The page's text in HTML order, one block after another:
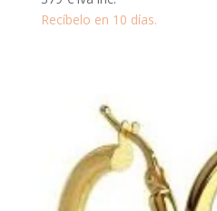
Recíbelo en 10 días.